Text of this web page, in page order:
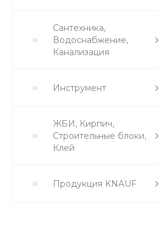
Сантехника,
Водоснабжение,
Канализация
Инструмент
ЖБИ, Кирпич,
Строительные блоки,
Клей
Продукция KNAUF